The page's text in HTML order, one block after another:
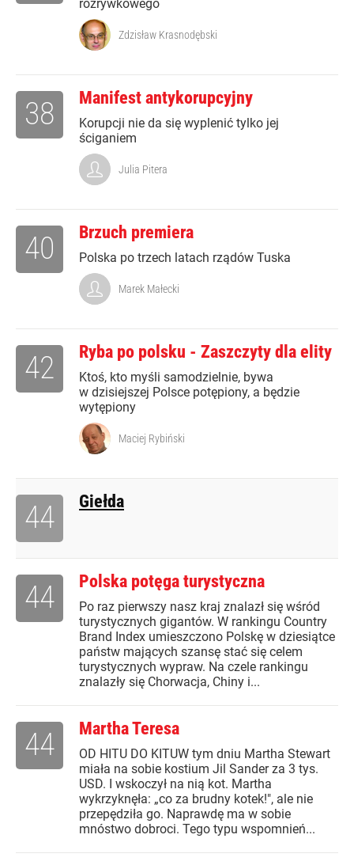
rozrywkowego
Zdzisław Krasnodębski
Manifest antykorupcyjny
Korupcji nie da się wyplenić tylko jej
ściganiem
38
Julia Pitera
Brzuch premiera
Polska po trzech latach rządów Tuska
40
Marek Małecki
Ryba po polsku - Zaszczyty dla elity
Ktoś, kto myśli samodzielnie, bywa
w dzisiejszej Polsce potępiony, a będzie
wytępiony
42
Maciej Rybiński
Giełda
44
Polska potęga turystyczna
Po raz pierwszy nasz kraj znalazł się wśród
turystycznych gigantów. W rankingu Country
Brand Index umieszczono Polskę w dziesiątce
państw mających szansę stać się celem
turystycznych wypraw. Na czele rankingu
znalazły się Chorwacja, Chiny i...
44
Martha Teresa
OD HITU DO KITUW tym dniu Martha Stewart
miała na sobie kostium Jil Sander za 3 tys.
USD. I wskoczył na nią kot. Martha
wykrzyknęła: „co za brudny kotek!", ale nie
przepędziła go. Naprawdę ma w sobie
mnóstwo dobroci. Tego typu wspomnień...
44